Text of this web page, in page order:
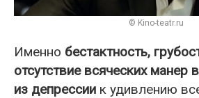
© Kino-teatr.ru
Именно бестактность,
отсутствие всяческих манер
из депрессии к удивлению